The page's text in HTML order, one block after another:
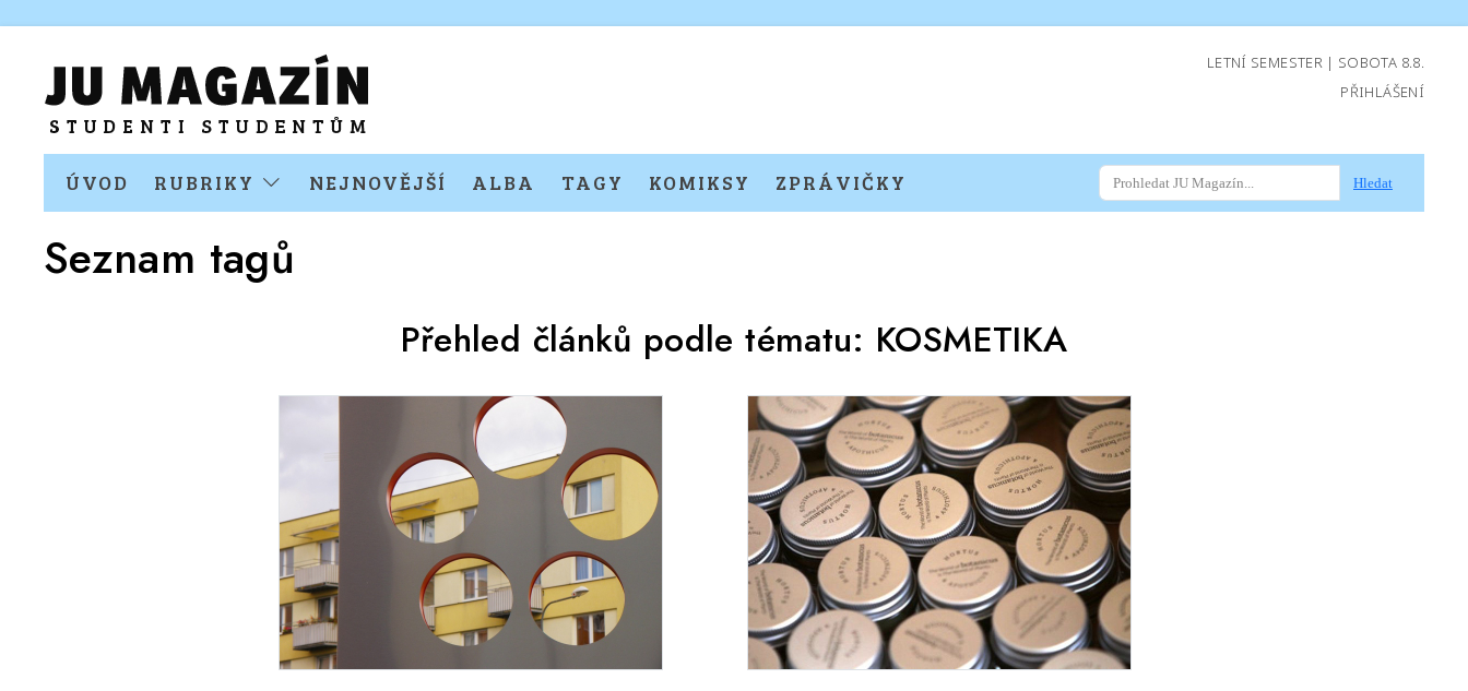
LETNÍ SEMESTER | SOBOTA 8.8.
PŘIHLÁŠENÍ
ÚVOD RUBRIKY NEJNOVĚJŠÍ ALBA TAGY KOMIKSY ZPRÁVIČKY Hledat
Seznam tagů
Přehled článků podle tématu: KOSMETIKA